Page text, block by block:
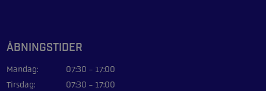
ÅBNINGSTIDER
Mandag:
07:30 - 17:00
Tirsdag:
07:30 - 17:00